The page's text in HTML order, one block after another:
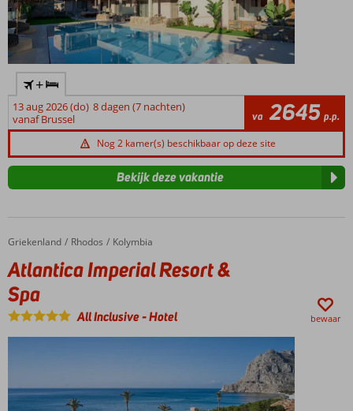
+
13 aug 2026 (do) 8 dagen (7 nachten)
vanaf Brussel
va 2645 p.p.
Nog 2 kamer(s) beschikbaar op deze site
Bekijk deze vakantie
Home
Griekenland Rhodos Kolymbia
Atlantica Imperial Resort & Spa
Atlantica Imperial Resort &
Spa
All Inclusive-Hotel bewaar